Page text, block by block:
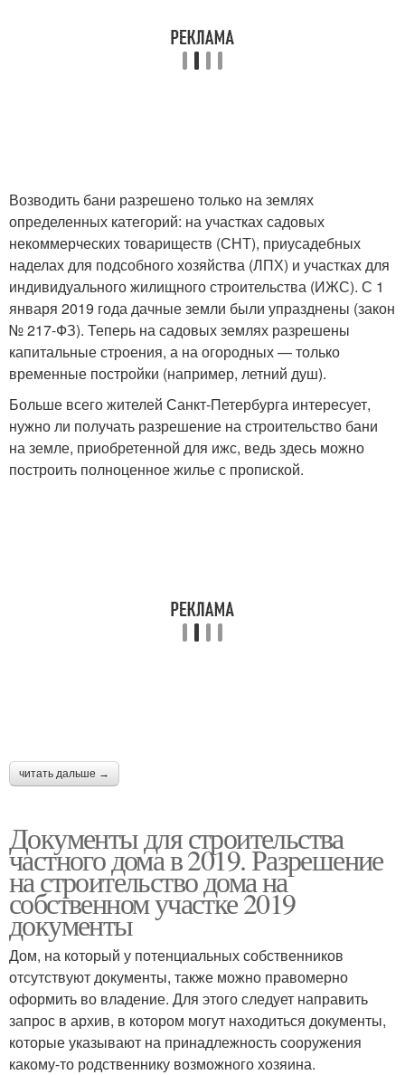
Возводить бани разрешено только на землях
определенных категорий: на участках садовых
некоммерческих товариществ (СНТ), приусадебных
наделах для подсобного хозяйства (ЛПХ) и участках для
индивидуального жилищного строительства (ИЖС). С 1
января 2019 года дачные земли были упразднены (закон
№ 217-ФЗ). Теперь на садовых землях разрешены
капитальные строения, а на огородных — только
временные постройки (например, летний душ).
Больше всего жителей Санкт-Петербурга интересует,
нужно ли получать разрешение на строительство бани
на земле, приобретенной для ижс, ведь здесь можно
построить полноценное жилье с пропиской.
читать дальше →
Документы для строительства
частного дома в 2019. Разрешение
на строительство дома на
собственном участке 2019
документы
Дом, на который у потенциальных собственников
отсутствуют документы, также можно правомерно
оформить во владение. Для этого следует направить
запрос в архив, в котором могут находиться документы,
которые указывают на принадлежность сооружения
какому-то родственнику возможного хозяина.